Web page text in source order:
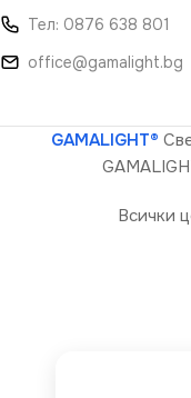
Тел: 0876 638 801
office@gamalight.bg
GAMALIGHT®
Всички